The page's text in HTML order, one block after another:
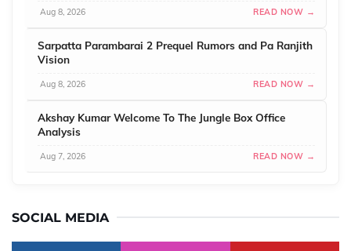
Aug 8, 2026 READ NOW →
Sarpatta Parambarai 2 Prequel Rumors and Pa Ranjith
Vision
Aug 8, 2026 READ NOW →
Akshay Kumar Welcome To The Jungle Box Office
Analysis
Aug 7, 2026 READ NOW →
SOCIAL MEDIA